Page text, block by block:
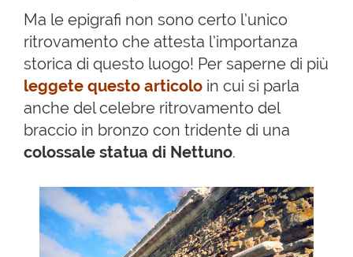
Ma le epigrafi non sono certo l’unico
ritrovamento che attesta l’importanza
storica di questo luogo! Per saperne di più
leggete questo articolo in cui si parla
anche del celebre ritrovamento del
braccio in bronzo con tridente di una
colossale statua di Nettuno.